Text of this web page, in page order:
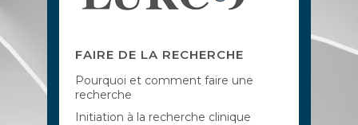
FAIRE DE LA RECHERCHE
Pourquoi et comment faire une
recherche
Initiation à la recherche clinique